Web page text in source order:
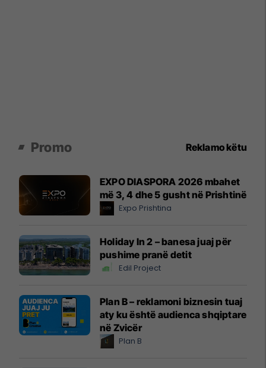
Promo Reklamo këtu
EXPO DIASPORA 2026 mbahet
më 3, 4 dhe 5 gusht në Prishtinë
Expo Prishtina
Holiday In 2 – banesa juaj për
pushime pranë detit
Edil Project
Plan B – reklamoni biznesin tuaj
aty ku është audienca shqiptare
në Zvicër
Plan B